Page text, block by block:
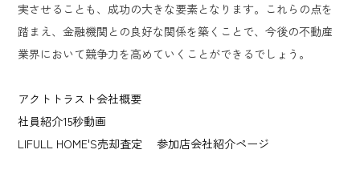
実させることも、成功の大きな要素となります。これらの点を
踏まえ、金融機関との良好な関係を築くことで、今後の不動産
業界において競争力を高めていくことができるでしょう。
アクトトラスト会社概要
社員紹介15秒動画
LIFULL HOME'S売却査定 参加店会社紹介ページ